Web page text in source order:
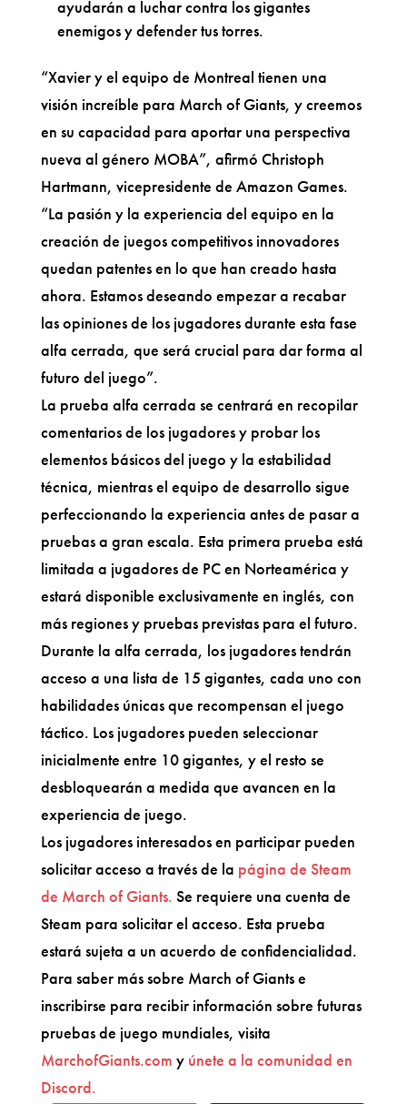
ayudarán a luchar contra los gigantes
enemigos y defender tus torres.
“Xavier y el equipo de Montreal tienen una
visión increíble para March of Giants, y creemos
en su capacidad para aportar una perspectiva
nueva al género MOBA”, afirmó Christoph
Hartmann, vicepresidente de Amazon Games.
“La pasión y la experiencia del equipo en la
creación de juegos competitivos innovadores
quedan patentes en lo que han creado hasta
ahora. Estamos deseando empezar a recabar
las opiniones de los jugadores durante esta fase
alfa cerrada, que será crucial para dar forma al
futuro del juego”.
La prueba alfa cerrada se centrará en recopilar
comentarios de los jugadores y probar los
elementos básicos del juego y la estabilidad
técnica, mientras el equipo de desarrollo sigue
perfeccionando la experiencia antes de pasar a
pruebas a gran escala. Esta primera prueba está
limitada a jugadores de PC en Norteamérica y
estará disponible exclusivamente en inglés, con
más regiones y pruebas previstas para el futuro.
Durante la alfa cerrada, los jugadores tendrán
acceso a una lista de 15 gigantes, cada uno con
habilidades únicas que recompensan el juego
táctico. Los jugadores pueden seleccionar
inicialmente entre 10 gigantes, y el resto se
desbloquearán a medida que avancen en la
experiencia de juego.
Los jugadores interesados en participar pueden
solicitar acceso a través de la página de Steam
de March of Giants. Se requiere una cuenta de
Steam para solicitar el acceso. Esta prueba
estará sujeta a un acuerdo de confidencialidad.
Para saber más sobre March of Giants e
inscribirse para recibir información sobre futuras
pruebas de juego mundiales, visita
MarchofGiants.com y únete a la comunidad en
Discord.